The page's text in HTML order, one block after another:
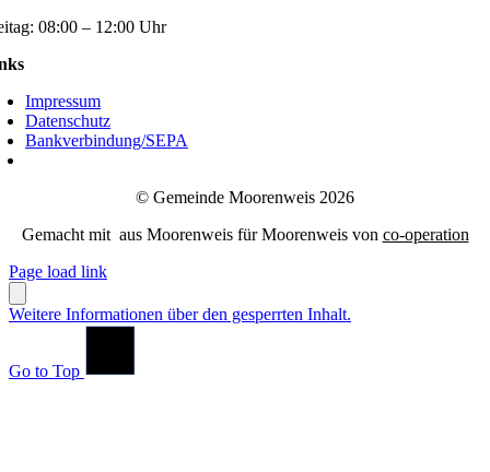
08:00 – 12:00 Uhr
Impressum
Datenschutz
Bankverbindung/SEPA
© Gemeinde Moorenweis 2026
Gemacht mit aus Moorenweis für Moorenweis von co-operation
Page load link
Weitere Informationen über den gesperrten Inhalt.
Go to Top